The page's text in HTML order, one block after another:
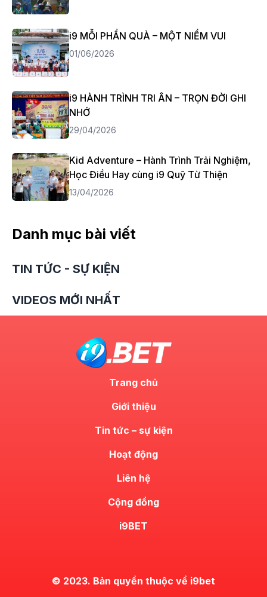
i9 MỖI PHẦN QUÀ – MỘT NIỀM VUI
01/06/2026
i9 HÀNH TRÌNH TRI ÂN – TRỌN ĐỜI GHI
NHỚ
29/04/2026
Kid Adventure – Hành Trình Trải Nghiệm,
Học Điều Hay cùng i9 Quỹ Từ Thiện
13/04/2026
Danh mục bài viết
TIN TỨC - SỰ KIỆN
VIDEOS MỚI NHẤT
Trang chủ
Giới thiệu
Tin tức – sự kiện
Hoạt động
Liên hệ
Cộng đồng
i9BET
© 2023. Bản quyền thuộc về i9bet